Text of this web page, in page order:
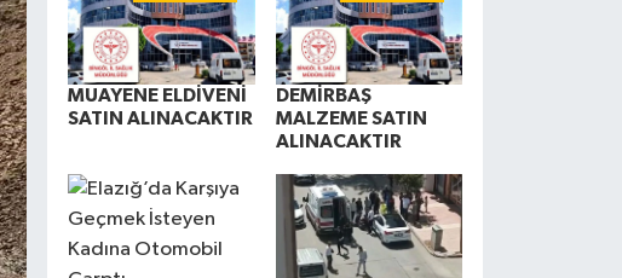
MUAYENE ELDİVENİ
SATIN ALINACAKTIR
DEMİRBAŞ
MALZEME SATIN
ALINACAKTIR